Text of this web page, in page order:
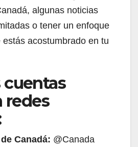
algunas noticias
o tener un enfoque
acostumbrado en tu
redes
Canadá: @Canada